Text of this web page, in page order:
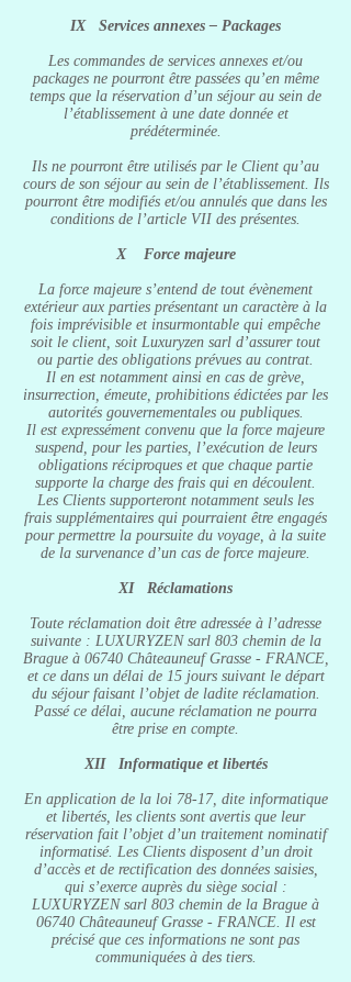
IX Services annexes – Packages
Les commandes de services annexes et/ou
packages ne pourront être passées qu’en même
temps que la réservation d’un séjour au sein de
l’établissement à une date donnée et
prédéterminée.
Ils ne pourront être utilisés par le Client qu’au
cours de son séjour au sein de l’établissement. Ils
pourront être modifiés et/ou annulés que dans les
conditions de l’article VII des présentes.
X Force majeure
La force majeure s’entend de tout évènement
extérieur aux parties présentant un caractère à la
fois imprévisible et insurmontable qui empêche
soit le client, soit Luxuryzen sarl d’assurer tout
ou partie des obligations prévues au contrat.
Il en est notamment ainsi en cas de grève,
insurrection, émeute, prohibitions édictées par les
autorités gouvernementales ou publiques.
Il est expressément convenu que la force majeure
suspend, pour les parties, l’exécution de leurs
obligations réciproques et que chaque partie
supporte la charge des frais qui en découlent.
Les Clients supporteront notamment seuls les
frais supplémentaires qui pourraient être engagés
pour permettre la poursuite du voyage, à la suite
de la survenance d’un cas de force majeure.
XI Réclamations
Toute réclamation doit être adressée à l’adresse
suivante : LUXURYZEN sarl 803 chemin de la
Brague à 06740 Châteauneuf Grasse - FRANCE,
et ce dans un délai de 15 jours suivant le départ
du séjour faisant l’objet de ladite réclamation.
Passé ce délai, aucune réclamation ne pourra
être prise en compte.
XII Informatique et libertés
En application de la loi 78-17, dite informatique
et libertés, les clients sont avertis que leur
réservation fait l’objet d’un traitement nominatif
informatisé. Les Clients disposent d’un droit
d’accès et de rectification des données saisies,
qui s’exerce auprès du siège social :
LUXURYZEN sarl 803 chemin de la Brague à
06740 Châteauneuf Grasse - FRANCE. Il est
précisé que ces informations ne sont pas
communiquées à des tiers.